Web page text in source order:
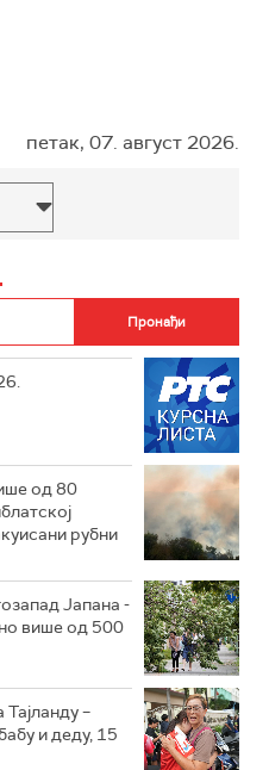
петак, 07. август 2026.
од 80
рубни
Јапана -
више од 500
–
и деду, 15